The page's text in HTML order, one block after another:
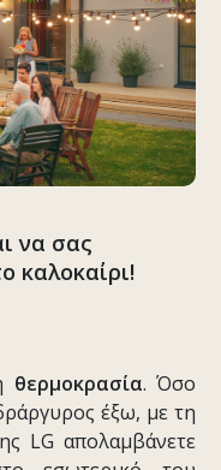
να σας
καλοκαίρι!
θερμοκρασία. Όσο
έξω, με τη
LG απολαμβάνετε